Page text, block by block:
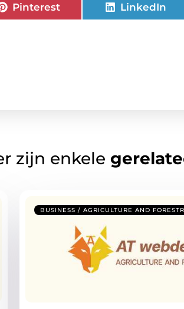
Pinterest LinkedIn
zijn enkele
BUSINESS / AGRICULTURE AND